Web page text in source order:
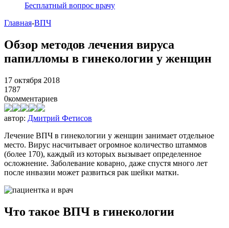
Бесплатный вопрос врачу
Главная-ВПЧ
Обзор методов лечения вируса
папилломы в гинекологии у женщин
17 октября 2018
1787
0комментариев
автор: Дмитрий Фетисов
Лечение ВПЧ в гинекологии у женщин занимает отдельное
место. Вирус насчитывает огромное количество штаммов
(более 170), каждый из которых вызывает определенное
осложнение. Заболевание коварно, даже спустя много лет
после инвазии может развиться рак шейки матки.
Что такое ВПЧ в гинекологии